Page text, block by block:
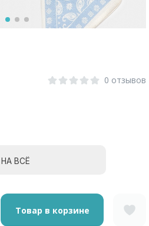
0 отзывов
НА ВСЁ
Товар в корзине